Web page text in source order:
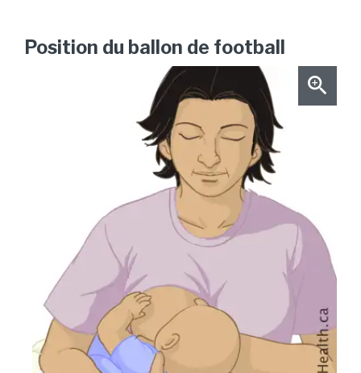
Position du ballon de football